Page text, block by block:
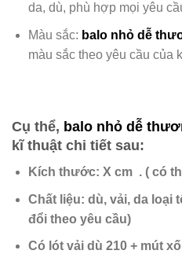
da, dù, phù hợp mọi yêu
Màu sắc: balo nhỏ dễ
màu sắc theo yêu cầu của
Cụ thể, balo nhỏ dễ
kĩ thuật chi tiết sau:
Kích thước: X cm .( có
Chất liệu: dù, vải, da loại
đổi theo yêu cầu)
Có lót vải dù 210 + mút